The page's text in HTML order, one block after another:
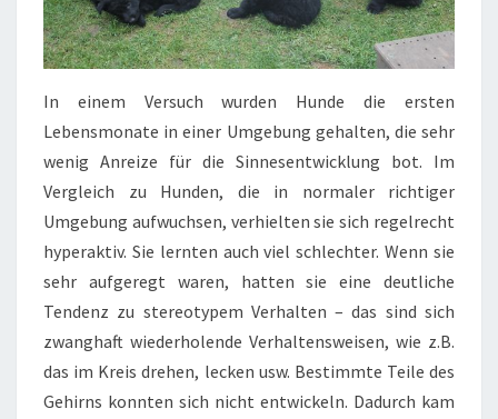
In einem Versuch wurden Hunde die ersten
Lebensmonate in einer Umgebung gehalten, die sehr
wenig Anreize für die Sinnesentwicklung bot. Im
Vergleich zu Hunden, die in normaler richtiger
Umgebung aufwuchsen, verhielten sie sich regelrecht
hyperaktiv. Sie lernten auch viel schlechter. Wenn sie
sehr aufgeregt waren, hatten sie eine deutliche
Tendenz zu stereotypem Verhalten – das sind sich
zwanghaft wiederholende Verhaltensweisen, wie z.B.
das im Kreis drehen, lecken usw. Bestimmte Teile des
Gehirns konnten sich nicht entwickeln. Dadurch kam